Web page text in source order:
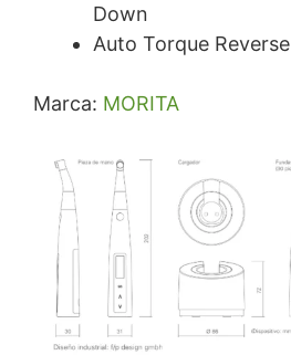
Down
Auto Torque Reverse
Marca: MORITA